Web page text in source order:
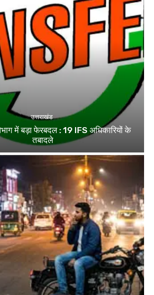
उत्तराखंड
में बड़ा फेरबदल : 19 IFS अधिकारियों के
तबादले